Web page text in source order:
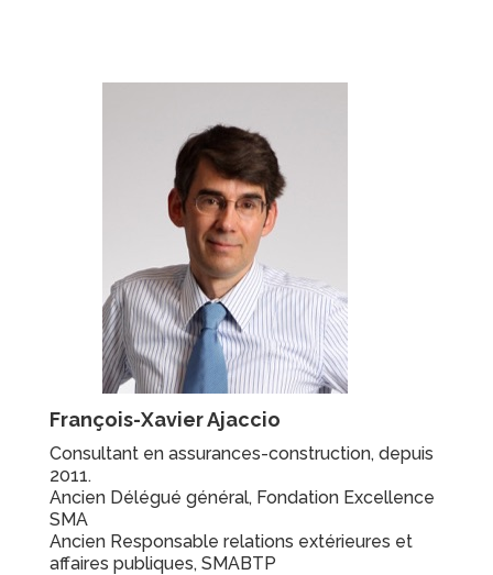
François-Xavier Ajaccio
Consultant en assurances-construction, depuis
2011.
Ancien Délégué général, Fondation Excellence
SMA
Ancien Responsable relations extérieures et
affaires publiques, SMABTP